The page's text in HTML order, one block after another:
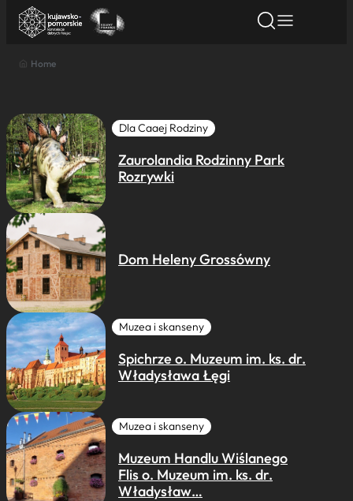
Nazwa atrakcji
Miasto
Kategoria
Home
Dla Caaej Rodziny
Zaurolandia Rodzinny Park
Rozrywki
Dom Heleny Grossówny
Muzea i skanseny
Spichrze o. Muzeum im. ks. dr.
Władysława Łęgi
Muzea i skanseny
Muzeum Handlu Wiślanego
Flis o. Muzeum im. ks. dr.
Władysław…